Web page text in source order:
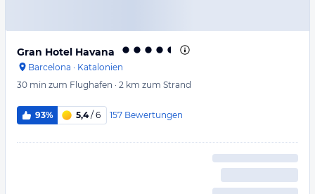
Gran Hotel Havana
Barcelona · Katalonien
30 min zum Flughafen · 2 km zum Strand
93% 5,4/ 6 157 Bewertungen